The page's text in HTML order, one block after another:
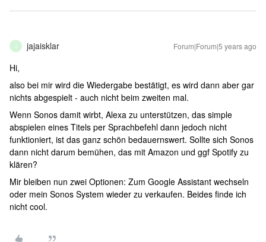
J jajaisklar Forum|Forum|5 years ago
Hi,
also bei mir wird die Wiedergabe bestätigt, es wird dann aber gar
nichts abgespielt - auch nicht beim zweiten mal.
Wenn Sonos damit wirbt, Alexa zu unterstützen, das simple
abspielen eines Titels per Sprachbefehl dann jedoch nicht
funktioniert, ist das ganz schön bedauernswert. Sollte sich Sonos
dann nicht darum bemühen, das mit Amazon und ggf Spotify zu
klären?
Mir bleiben nun zwei Optionen: Zum Google Assistant wechseln
oder mein Sonos System wieder zu verkaufen. Beides finde ich
nicht cool.